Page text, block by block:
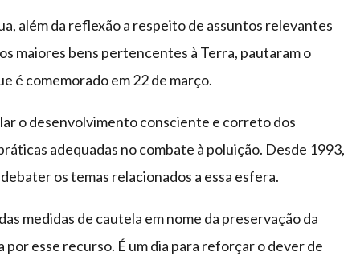
além da reflexão a respeito de assuntos relevantes
maiores bens pertencentes à Terra, pautaram o
é comemorado em 22 de março.
o desenvolvimento consciente e correto dos
adequadas no combate à poluição. Desde 1993,
os temas relacionados a essa esfera.
medidas de cautela em nome da preservação da
por esse recurso. É um dia para reforçar o dever de